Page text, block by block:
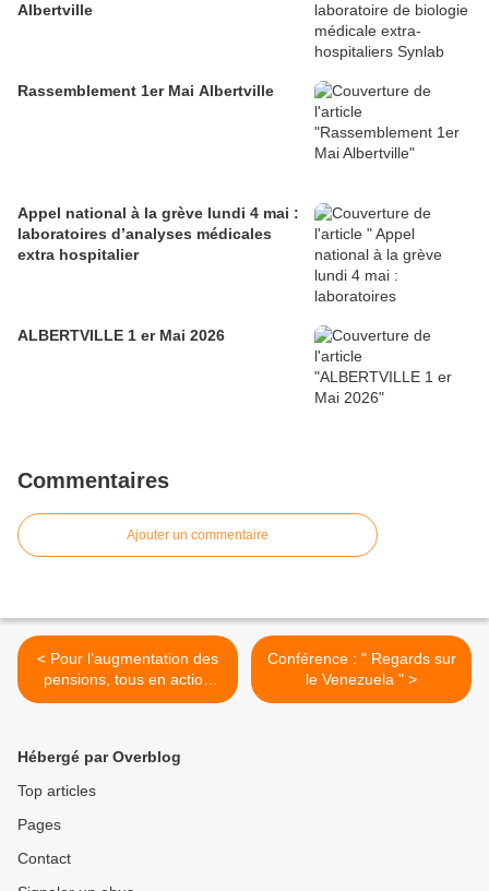
Albertville
Rassemblement 1er Mai Albertville
Appel national à la grève lundi 4 mai :
laboratoires d’analyses médicales
extra hospitalier
ALBERTVILLE 1 er Mai 2026
Commentaires
Ajouter un commentaire
< Pour l’augmentation des
pensions, tous en action
Mardi 8 Octobre 10 H
Conférence : " Regards sur
le Venezuela " >
Hébergé par Overblog
Top articles
Pages
Contact